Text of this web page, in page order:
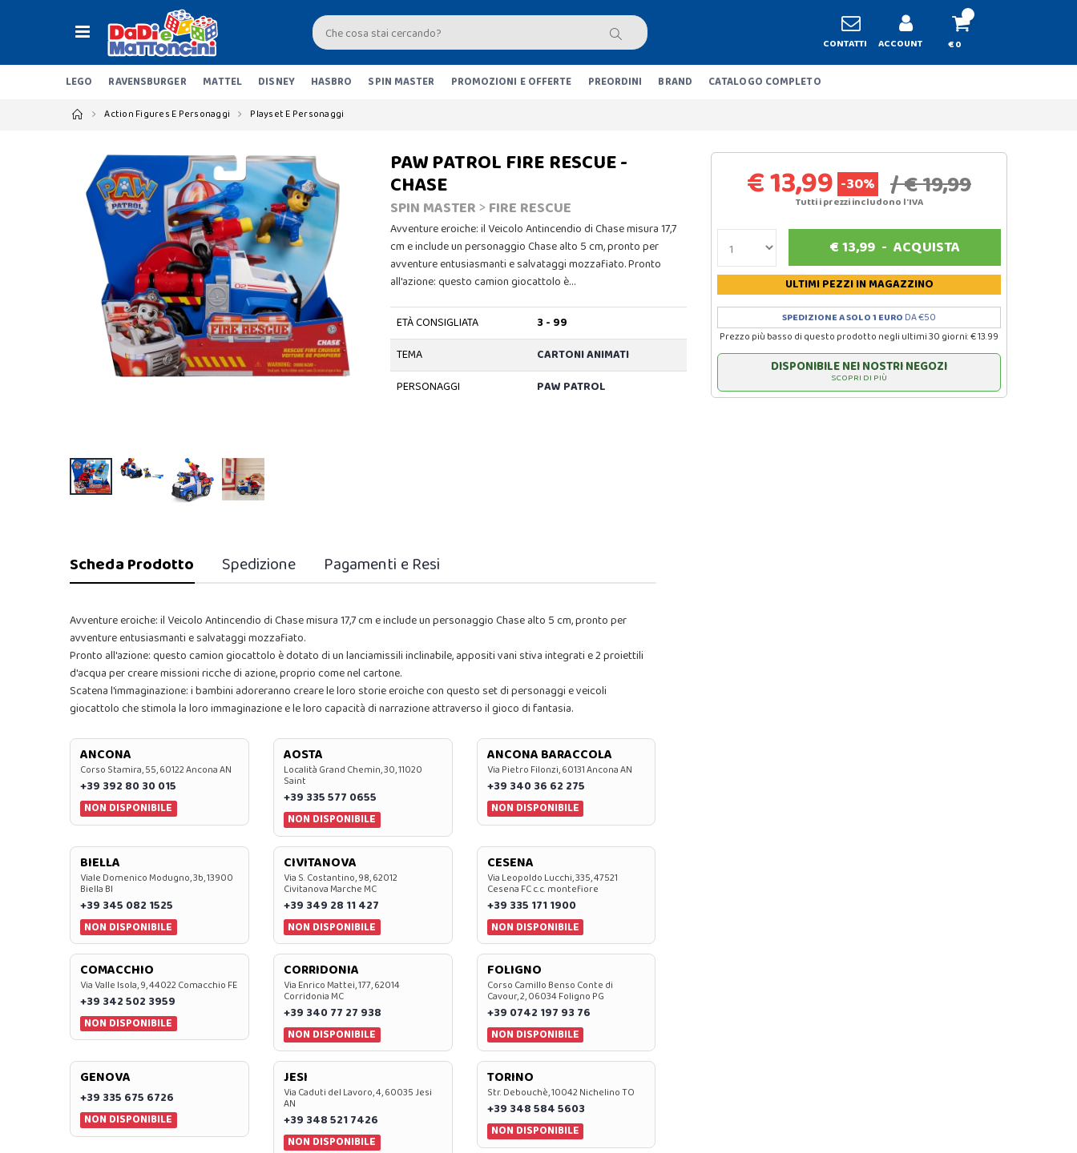
CONTATTI ACCOUNT € 0
LEGO RAVENSBURGER MATTEL DISNEY HASBRO SPIN MASTER PROMOZIONI E OFFERTE PREORDINI BRAND CATALOGO COMPLETO
Action Figures E Personaggi Playset E Personaggi
PAW PATROL FIRE RESCUE -
CHASE
SPIN MASTER> FIRE RESCUE
Avventure eroiche: il Veicolo Antincendio di Chase misura 17,7
cm e include un personaggio Chase alto 5 cm, pronto per
avventure entusiasmanti e salvataggi mozzafiato. Pronto
all'azione: questo camion giocattolo è…
ETÀ CONSIGLIATA
3 - 99
TEMA
CARTONI ANIMATI
PERSONAGGI
PAW PATROL
€ 13,99 -30% / € 19,99
Tutti i prezzi includono l'IVA
€13,99- ACQUISTA
ULTIMI PEZZIIN MAGAZZINO
SPEDIZIONE A SOLO 1 EURO DA €50
Prezzo più basso di questo prodotto negli ultimi 30 giorni: € 13.99
DISPONIBILE NEI NOSTRI NEGOZI
SCOPRI DI PIÙ
Scheda Prodotto Spedizione Pagamenti e Resi
Avventure eroiche: il Veicolo Antincendio di Chase misura 17,7 cm e include un personaggio Chase alto 5 cm, pronto per
avventure entusiasmanti e salvataggi mozzafiato.
Pronto all'azione: questo camion giocattolo è dotato di un lanciamissili inclinabile, appositi vani stiva integrati e 2 proiettili
d'acqua per creare missioni ricche di azione, proprio come nel cartone.
Scatena l'immaginazione: i bambini adoreranno creare le loro storie eroiche con questo set di personaggi e veicoli
giocattolo che stimola la loro immaginazione e le loro capacità di narrazione attraverso il gioco di fantasia.
ANCONA
Corso Stamira, 55, 60122 Ancona AN
+39 392 80 30 015
NON DISPONIBILE
AOSTA
Località Grand Chemin, 30, 11020
Saint
+39 335 577 0655
NON DISPONIBILE
ANCONA BARACCOLA
Via Pietro Filonzi, 60131 Ancona AN
+39 340 36 62 275
NON DISPONIBILE
BIELLA
Viale Domenico Modugno, 3b, 13900
Biella BI
+39 345 082 1525
NON DISPONIBILE
CIVITANOVA
Via S. Costantino, 98, 62012
Civitanova Marche MC
+39 349 28 11 427
NON DISPONIBILE
CESENA
Via Leopoldo Lucchi, 335, 47521
Cesena FC c.c. montefiore
+39 335 171 1900
NON DISPONIBILE
COMACCHIO
Via Valle Isola, 9, 44022 Comacchio FE
+39 342 502 3959
NON DISPONIBILE
CORRIDONIA
Via Enrico Mattei, 177, 62014
Corridonia MC
+39 340 77 27 938
NON DISPONIBILE
FOLIGNO
Corso Camillo Benso Conte di
Cavour, 2, 06034 Foligno PG
+39 0742 197 93 76
NON DISPONIBILE
GENOVA
+39 335 675 6726
NON DISPONIBILE
JESI
Via Caduti del Lavoro, 4, 60035 Jesi
AN
+39 348 521 7426
NON DISPONIBILE
TORINO
Str. Debouchè, 10042 Nichelino TO
+39 348 584 5603
NON DISPONIBILE